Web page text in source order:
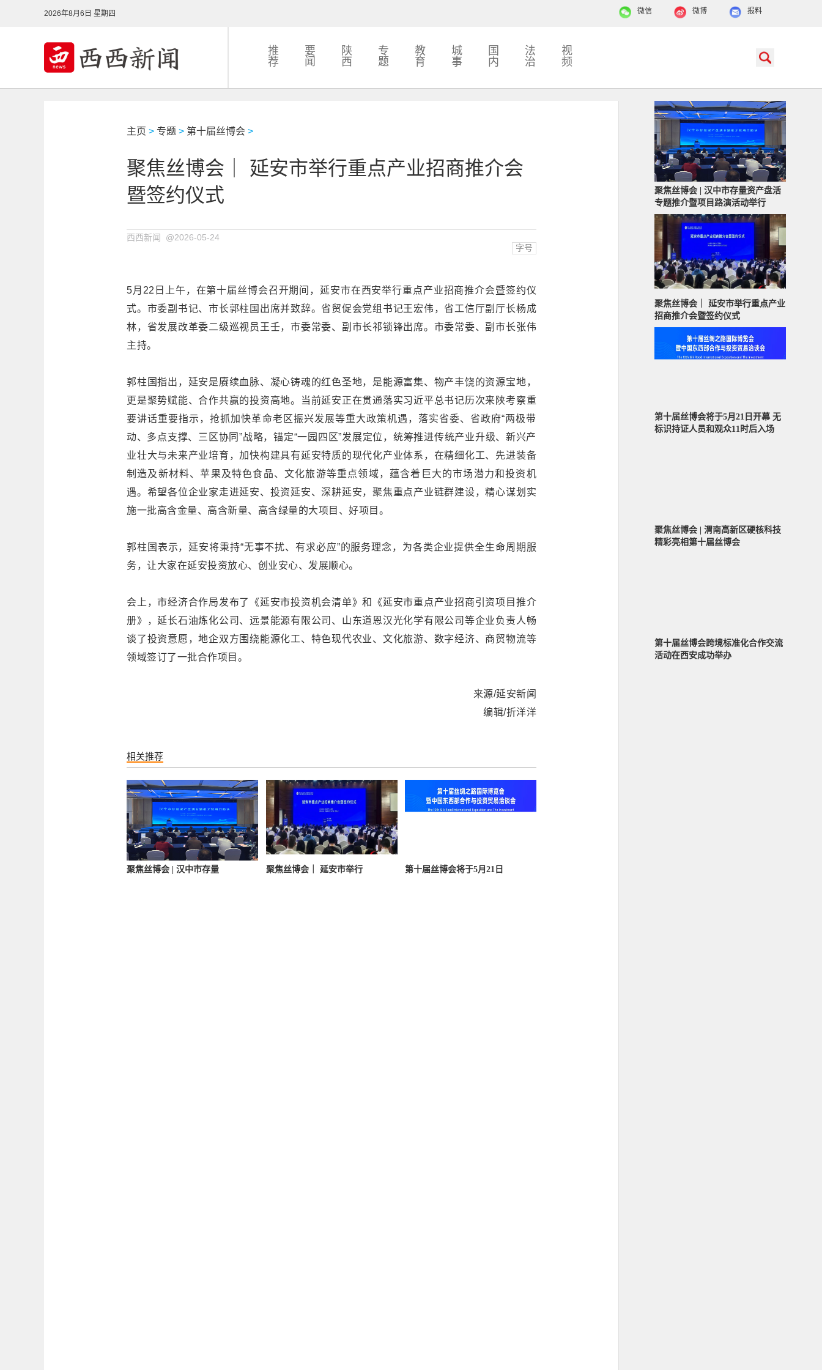
2026年8月6日 星期四 报料
微博
微信
推
荐
要
闻
陕
西
专
题
教
育
城
事
国
内
法
治
视
频
主页 > 专题 > 第十届丝博会 >
聚焦丝博会｜ 延安市举行重点产业招商推介会
暨签约仪式
西西新闻 @2026-05-24
字号
5月22日上午，在第十届丝博会召开期间，延安市在西安举行重点产业招商推介会暨签约仪
式。市委副书记、市长郭柱国出席并致辞。省贸促会党组书记王宏伟，省工信厅副厅长杨成
林，省发展改革委二级巡视员王壬，市委常委、副市长祁锁锋出席。市委常委、副市长张伟
主持。
郭柱国指出，延安是赓续血脉、凝心铸魂的红色圣地，是能源富集、物产丰饶的资源宝地，
更是聚势赋能、合作共赢的投资高地。当前延安正在贯通落实习近平总书记历次来陕考察重
要讲话重要指示，抢抓加快革命老区振兴发展等重大政策机遇，落实省委、省政府“两极带
动、多点支撑、三区协同”战略，锚定“一园四区”发展定位，统筹推进传统产业升级、新兴产
业壮大与未来产业培育，加快构建具有延安特质的现代化产业体系，在精细化工、先进装备
制造及新材料、苹果及特色食品、文化旅游等重点领域，蕴含着巨大的市场潜力和投资机
遇。希望各位企业家走进延安、投资延安、深耕延安，聚焦重点产业链群建设，精心谋划实
施一批高含金量、高含新量、高含绿量的大项目、好项目。
郭柱国表示，延安将秉持“无事不扰、有求必应”的服务理念，为各类企业提供全生命周期服
务，让大家在延安投资放心、创业安心、发展顺心。
会上，市经济合作局发布了《延安市投资机会清单》和《延安市重点产业招商引资项目推介
册》，延长石油炼化公司、远景能源有限公司、山东道恩汉光化学有限公司等企业负责人畅
谈了投资意愿，地企双方围绕能源化工、特色现代农业、文化旅游、数字经济、商贸物流等
领域签订了一批合作项目。
来源/延安新闻
编辑/折洋洋
相关推荐
聚焦丝博会 | 汉中市存量 聚焦丝博会｜ 延安市举行 第十届丝博会将于5月21日
聚焦丝博会 | 汉中市存量资产盘活
专题推介暨项目路演活动举行
聚焦丝博会｜ 延安市举行重点产业
招商推介会暨签约仪式
第十届丝博会将于5月21日开幕 无
标识持证人员和观众11时后入场
聚焦丝博会 | 渭南高新区硬核科技
精彩亮相第十届丝博会
第十届丝博会跨境标准化合作交流
活动在西安成功举办